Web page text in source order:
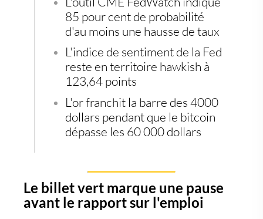
85 pour cent de probabilité
d'au moins une hausse de taux
L'indice de sentiment de la Fed
reste en territoire hawkish à
123,64 points
L'or franchit la barre des 4000
dollars pendant que le bitcoin
dépasse les 60 000 dollars
Le billet vert marque une pause
avant le rapport sur l'emploi